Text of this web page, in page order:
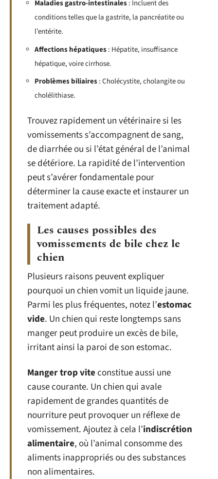
Maladies gastro-intestinales: Incluent des
conditions telles que la gastrite, la pancréatite ou
l’entérite.
Affections hépatiques: Hépatite, insuffisance
hépatique, voire cirrhose.
Problèmes biliaires: Cholécystite, cholangite ou
cholélithiase.
Trouvez rapidement un vétérinaire si les
vomissements s’accompagnent de sang,
de diarrhée ou si l’état général de l’animal
se détériore. La rapidité de l’intervention
peut s’avérer fondamentale pour
déterminer la cause exacte et instaurer un
traitement adapté.
Les causes possibles des
vomissements de bile chez le
chien
Plusieurs raisons peuvent expliquer
pourquoi un chien vomit un liquide jaune.
Parmi les plus fréquentes, notez l’estomac
vide. Un chien qui reste longtemps sans
manger peut produire un excès de bile,
irritant ainsi la paroi de son estomac.
Manger trop vite constitue aussi une
cause courante. Un chien qui avale
rapidement de grandes quantités de
nourriture peut provoquer un réflexe de
vomissement. Ajoutez à cela l’indiscrétion
alimentaire, où l’animal consomme des
aliments inappropriés ou des substances
non alimentaires.